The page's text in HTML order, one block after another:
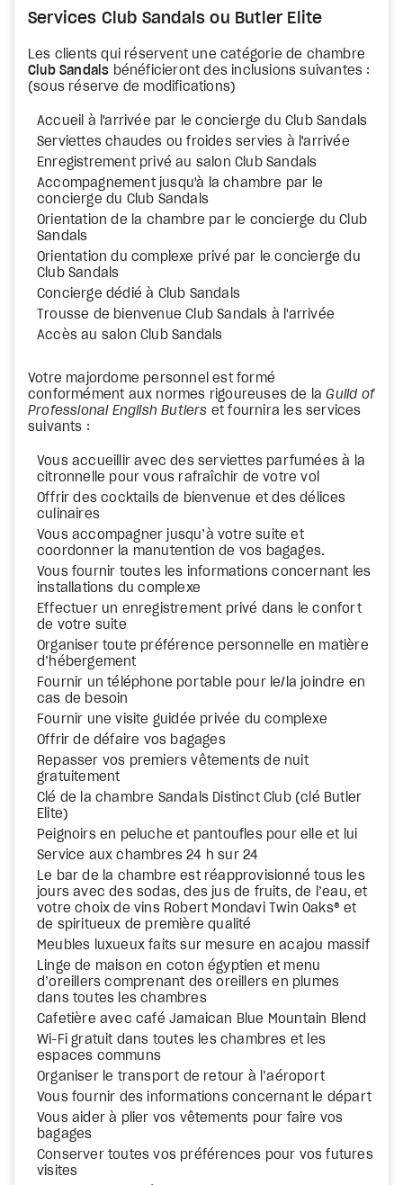
Services Club Sandals ou Butler Elite
Les clients qui réservent une catégorie de chambre
Club Sandals bénéficieront des inclusions suivantes :
(sous réserve de modifications)
Accueil à l'arrivée par le concierge du Club Sandals
Serviettes chaudes ou froides servies à l'arrivée
Enregistrement privé au salon Club Sandals
Accompagnement jusqu'à la chambre par le
concierge du Club Sandals
Orientation de la chambre par le concierge du Club
Sandals
Orientation du complexe privé par le concierge du
Club Sandals
Concierge dédié à Club Sandals
Trousse de bienvenue Club Sandals à l'arrivée
Accès au salon Club Sandals
Votre majordome personnel est formé
conformément aux normes rigoureuses de laGuild of
Professional English Butlers et fournira les services
suivants :
Vous accueillir avec des serviettes parfumées à la
citronnelle pour vous rafraîchir de votre vol
Offrir des cocktails de bienvenue et des délices
culinaires
Vous accompagner jusqu’à votre suite et
coordonner la manutention de vos bagages.
Vous fournir toutes les informations concernant les
installations du complexe
Effectuer un enregistrement privé dans le confort
de votre suite
Organiser toute préférence personnelle en matière
d’hébergement
Fournir un téléphone portable pour le/la joindre en
cas de besoin
Fournir une visite guidée privée du complexe
Offrir de défaire vos bagages
Repasser vos premiers vêtements de nuit
gratuitement
Clé de la chambre Sandals Distinct Club (clé Butler
Elite)
Peignoirs en peluche et pantoufles pour elle et lui
Service aux chambres 24 h sur 24
Le bar de la chambre est réapprovisionné tous les
jours avec des sodas, des jus de fruits, de l’eau, et
votre choix de vins Robert Mondavi Twin Oaks® et
de spiritueux de première qualité
Meubles luxueux faits sur mesure en acajou massif
Linge de maison en coton égyptien et menu
d’oreillers comprenant des oreillers en plumes
dans toutes les chambres
Cafetière avec café Jamaican Blue Mountain Blend
Wi-Fi gratuit dans toutes les chambres et les
espaces communs
Organiser le transport de retour à l’aéroport
Vous fournir des informations concernant le départ
Vous aider à plier vos vêtements pour faire vos
bagages
Conserver toutes vos préférences pour vos futures
visites